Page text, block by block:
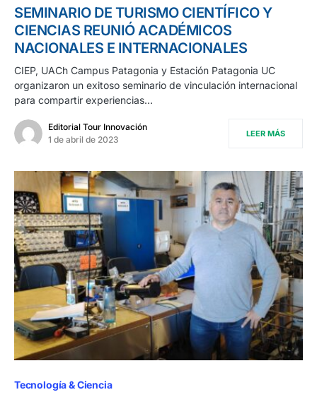
SEMINARIO DE TURISMO CIENTÍFICO Y
CIENCIAS REUNIÓ ACADÉMICOS
NACIONALES E INTERNACIONALES
CIEP, UACh Campus Patagonia y Estación Patagonia UC
organizaron un exitoso seminario de vinculación internacional
para compartir experiencias…
Editorial Tour Innovación
1 de abril de 2023
LEER MÁS
Tecnología & Ciencia